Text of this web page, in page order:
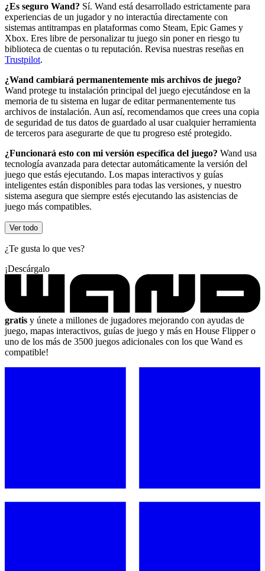
¿Es seguro Wand? Sí. Wand está desarrollado estrictamente para
experiencias de un jugador y no interactúa directamente con
sistemas antitrampas en plataformas como Steam, Epic Games y
Xbox. Eres libre de personalizar tu juego sin poner en riesgo tu
biblioteca de cuentas o tu reputación. Revisa nuestras reseñas en
Trustpilot.
¿Wand cambiará permanentemente mis archivos de juego?
Wand protege tu instalación principal del juego ejecutándose en la
memoria de tu sistema en lugar de editar permanentemente tus
archivos de instalación. Aun así, recomendamos que crees una copia
de seguridad de tus datos de guardado al usar cualquier herramienta
de terceros para asegurarte de que tu progreso esté protegido.
¿Funcionará esto con mi versión específica del juego? Wand usa
tecnología avanzada para detectar automáticamente la versión del
juego que estás ejecutando. Los mapas interactivos y guías
inteligentes están disponibles para todas las versiones, y nuestro
sistema asegura que siempre estés ejecutando las asistencias de
juego más compatibles.
Ver todo
¿Te gusta lo que ves?
¡Descárgalo
gratis y únete a millones de jugadores mejorando con ayudas de
juego, mapas interactivos, guías de juego y más en House Flipper o
uno de los más de 3500 juegos adicionales con los que Wand es
compatible!